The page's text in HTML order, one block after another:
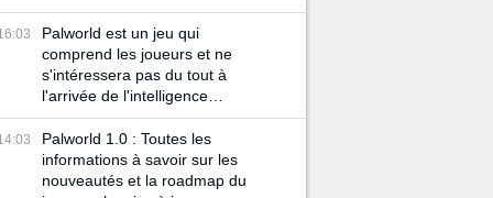
Palworld est un jeu qui
comprend les joueurs et ne
s'intéressera pas du tout à
l'arrivée de l'intelligence
artificielle
Palworld 1.0 : Toutes les
informations à savoir sur les
nouveautés et la roadmap du